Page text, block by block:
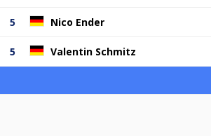
5 Nico Ender
5 Valentin Schmitz